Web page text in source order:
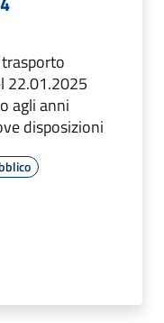
22.01.2025
agli anni
disposizioni